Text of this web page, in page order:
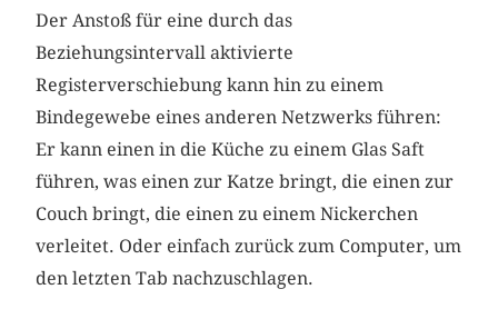
Der Anstoß für eine durch das
Beziehungsintervall aktivierte
Registerverschiebung kann hin zu einem
Bindegewebe eines anderen Netzwerks führen:
Er kann einen in die Küche zu einem Glas Saft
führen, was einen zur Katze bringt, die einen zur
Couch bringt, die einen zu einem Nickerchen
verleitet. Oder einfach zurück zum Computer, um
den letzten Tab nachzuschlagen.